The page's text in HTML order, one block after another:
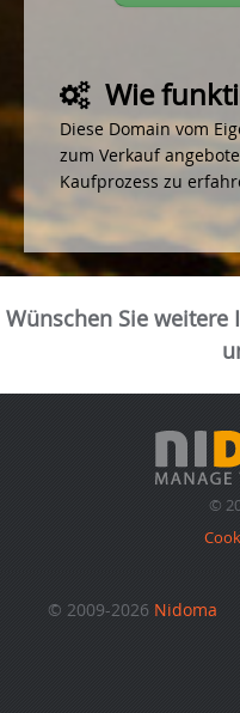
Wie
Diese Domain vom
zum Verkauf
Kaufprozess zu
Wünschen Sie
©
© 2009-2026 Nidoma